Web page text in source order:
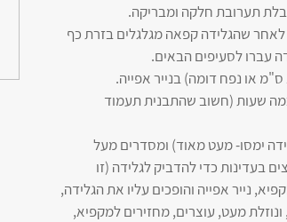
תערובת חלקה ומבריקה.
לאחר שהגלידה קפאה מגלגלים בזרת כף
עברו לסעיפים הבאים.
שעות (חשוב שהתבנית תעמוד
2 דקות (כדי שפני הגלידה ימסו- מעט מאוד) ומסדרים מעל
בעדינות כדי להדביק לגלידה (זו
למקפיא, נייר אפייה והופכים עליו את הגלידה,
מעט, עוצרים, מחזירים למקפיא,